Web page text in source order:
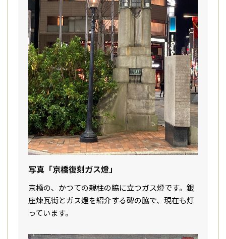
写真「京橋復刻ガス燈」
京橋の、かつての親柱の脇に立つガス燈です。銀
座煉瓦街とガス燈を紹介する碑の脇で、現在も灯
っています。